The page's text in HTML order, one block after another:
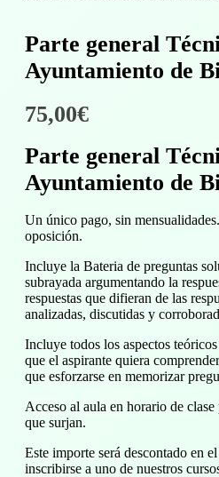
Parte general
Ayuntamiento de
75,00€
Parte general
Ayuntamiento de
Un único pago, sin
oposición.
Incluye la Bateria de preguntas
subrayada argumentando la
respuestas que difieran de las
analizadas, discutidas y
Incluye todos los aspectos
que el aspirante quiera
que esforzarse en memorizar
Acceso al aula en horario de
que surjan.
Este importe será descontado en
inscribirse a uno de nuestros